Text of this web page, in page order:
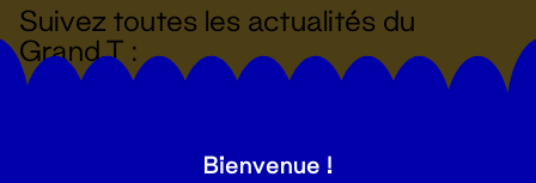
Suivez toutes les actualités du
Grand T :
Bienvenue !